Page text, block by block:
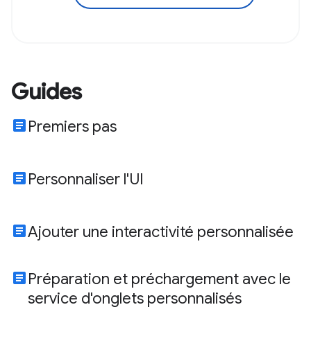
Guides
article Premiers pas
article Personnaliser l'UI
articleAjouter une interactivité personnalisée
article Préparation et préchargement avec le
service d'onglets personnalisés